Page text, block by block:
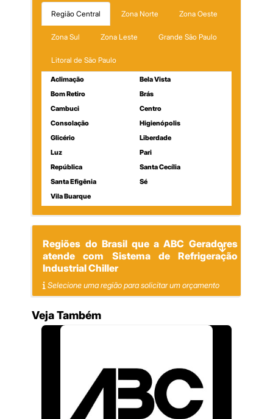
Região Central Zona Norte Zona Oeste
Zona Sul Zona Leste Grande São Paulo
Litoral de São Paulo
Aclimação
Bela Vista
Bom Retiro
Brás
Cambuci
Centro
Consolação
Higienópolis
Glicério
Liberdade
Luz
Pari
República
Santa Cecília
Santa Efigênia
Sé
Vila Buarque
Regiões do Brasil que a ABC Geradores
atende com Sistema de Refrigeração
Industrial Chiller
Selecione uma região para solicitar um orçamento
Veja Também